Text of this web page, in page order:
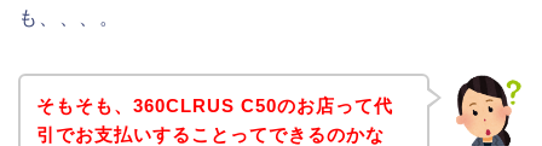
も、、、。
そもそも、360CLRUS C50のお店って代
引でお支払いすることってできるのかな